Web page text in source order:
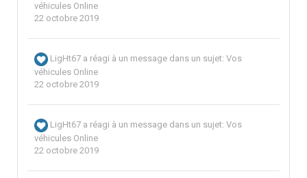
véhicules Online
22 octobre 2019
LigHt67 a réagi à un message dans un sujet: Vos
véhicules Online
22 octobre 2019
LigHt67 a réagi à un message dans un sujet: Vos
véhicules Online
22 octobre 2019